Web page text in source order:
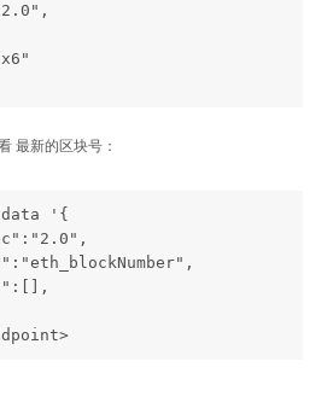
最新的区块号：
data '{